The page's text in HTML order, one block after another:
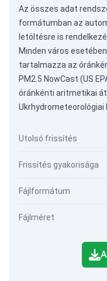
Az összes adat
formátumban az
letöltésre is
Minden város
tartalmazza az
PM2.5 NowCast (US
óránkénti aritmetikai
Ukrhydrometeorológiai
Utolsó frissítés
Frissítés gyakorisága
Fájlformátum
Fájlméret